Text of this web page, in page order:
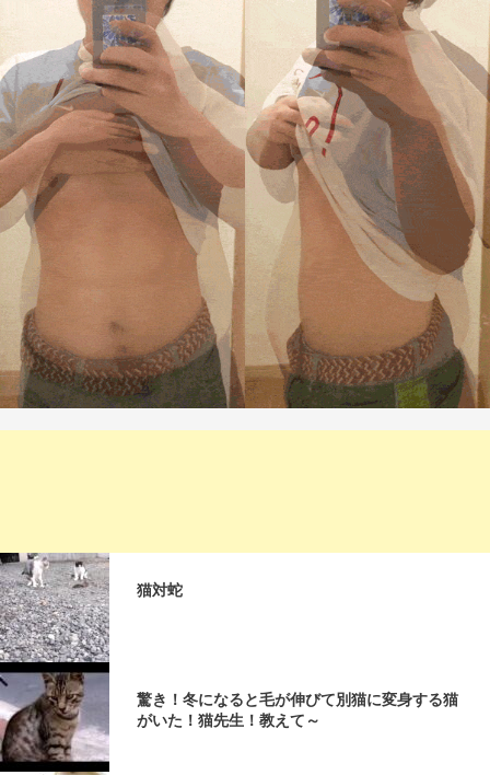
猫対蛇
驚き！冬になると毛が伸びて別猫に変身する猫
がいた！猫先生！教えて～